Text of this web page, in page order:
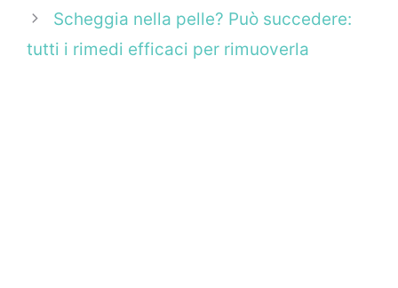
Scheggia nella pelle? Può succedere:
tutti i rimedi efficaci per rimuoverla